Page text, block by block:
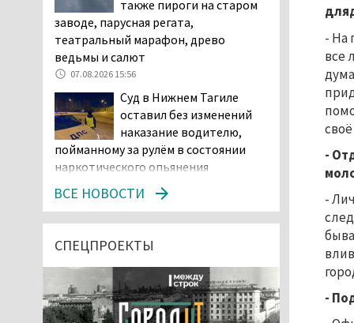
- На
все
-
-
-
также пироги на старом
заводе, парусная регата,
театральный марафон, древо
ведьмы и салют
07.08.2026 15:56
Суд в Нижнем Тагиле
оставил без изменений
наказание водителю,
пойманному за рулём в состоянии
наркотического опьянения
ДТП под Екатеринбургом
Тагильские спасатели
проникли в квартиру
через балкон, чтобы
ВСЕ НОВОСТИ
СПЕЦПРОЕКТЫ